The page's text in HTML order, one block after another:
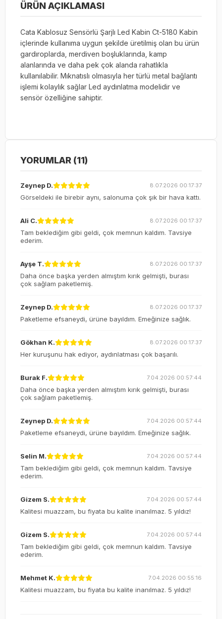
ÜRÜN AÇIKLAMASI
Cata Kablosuz Sensörlü Şarjlı Led Kabin Ct-5180 Kabin
içlerinde kullanıma uygun şekilde üretilmiş olan bu ürün
gardıroplarda, merdiven boşluklarında, kamp
alanlarında ve daha pek çok alanda rahatlıkla
kullanılabilir. Mıknatıslı olmasıyla her türlü metal bağlantı
işlemi kolaylık sağlar Led aydınlatma modelidir ve
sensör özelliğine sahiptir.
YORUMLAR (11)
Zeynep D. 8.07.2026 00:17:37
Görseldeki ile birebir aynı, salonuma çok şık bir hava kattı.
Ali C. 8.07.2026 00:17:37
Tam beklediğim gibi geldi, çok memnun kaldım. Tavsiye
ederim.
Ayşe T. 8.07.2026 00:17:37
Daha önce başka yerden almıştım kırık gelmişti, burası
çok sağlam paketlemiş.
Zeynep D. 8.07.2026 00:17:37
Paketleme efsaneydi, ürüne bayıldım. Emeğinize sağlık.
Gökhan K. 8.07.2026 00:17:37
Her kuruşunu hak ediyor, aydınlatması çok başarılı.
Burak F. 7.04.2026 00:57:44
Daha önce başka yerden almıştım kırık gelmişti, burası
çok sağlam paketlemiş.
Zeynep D. 7.04.2026 00:57:44
Paketleme efsaneydi, ürüne bayıldım. Emeğinize sağlık.
Selin M. 7.04.2026 00:57:44
Tam beklediğim gibi geldi, çok memnun kaldım. Tavsiye
ederim.
Gizem S. 7.04.2026 00:57:44
Kalitesi muazzam, bu fiyata bu kalite inanılmaz. 5 yıldız!
Gizem S. 7.04.2026 00:57:44
Tam beklediğim gibi geldi, çok memnun kaldım. Tavsiye
ederim.
Mehmet K. 7.04.2026 00:55:16
Kalitesi muazzam, bu fiyata bu kalite inanılmaz. 5 yıldız!